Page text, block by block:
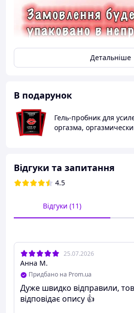
Детальніше
В подарунок
Гель-пробник для
оргазма,
Відгуки та запитання
4.5
Відгуки (11)
25.07.2026
Анна М.
Придбано на Prom.ua
Дуже швидко відправили,
відповідає опису 👍